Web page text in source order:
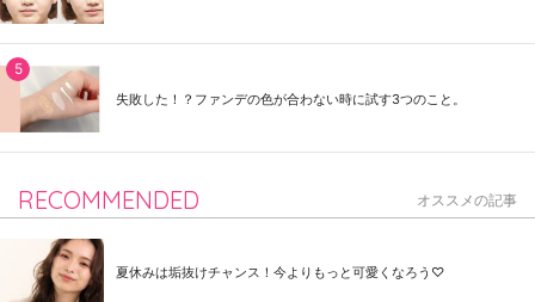
失敗した！？ファンデの色が合わない時に試す3つのこと。
RECOMMENDED オススメの記事
夏休みは垢抜けチャンス！今よりもっと可愛くなろう♡